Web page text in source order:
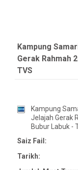
Kampung
Gerak Rahmah
TVS
Kampung
Jelajah Gerak
Bubur Labuk -
Saiz Fail:
Tarikh: